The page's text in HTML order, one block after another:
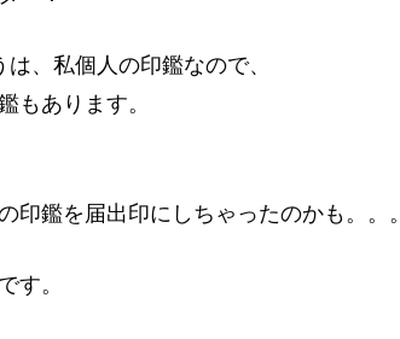
、私個人の印鑑なので、
もあります。
印鑑を届出印にしちゃったのかも。。。
す。